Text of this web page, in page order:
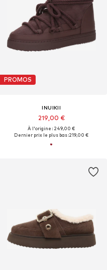
PROMOS
INUIKII
219,00 €
À l'origine : 249,00 €
Dernier prix le plus bas :219,00 €